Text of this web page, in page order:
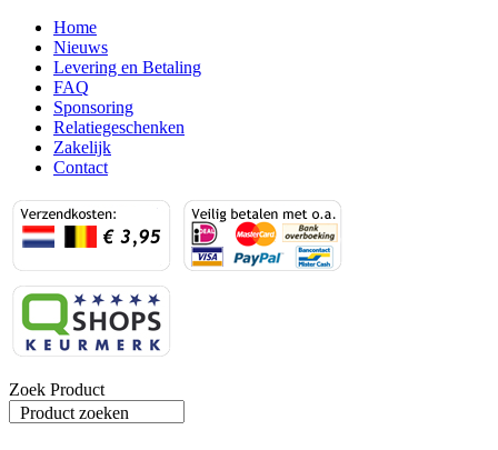
Home
Nieuws
Levering en Betaling
FAQ
Sponsoring
Relatiegeschenken
Zakelijk
Contact
Zoek Product
Product zoeken